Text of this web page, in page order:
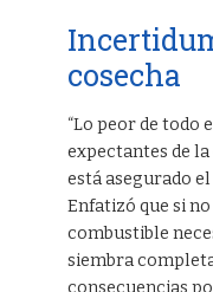
cosecha
“Lo peor de todo
expectantes de
está asegurado
Enfatizó que si
combustible
siembra